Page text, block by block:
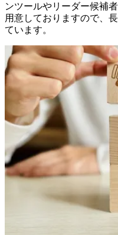
ンツールやリーダー候補
用意しておりますので、
ています。